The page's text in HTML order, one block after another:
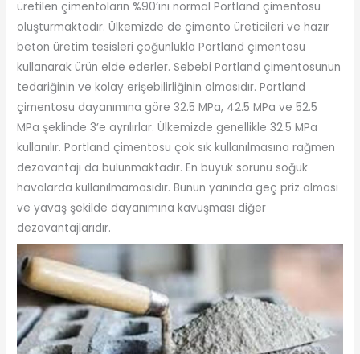
üretilen çimentoların %90’ını normal Portland çimentosu
oluşturmaktadır. Ülkemizde de çimento üreticileri ve hazır
beton üretim tesisleri çoğunlukla Portland çimentosu
kullanarak ürün elde ederler. Sebebi Portland çimentosunun
tedariğinin ve kolay erişebilirliğinin olmasıdır. Portland
çimentosu dayanımına göre 32.5 MPa, 42.5 MPa ve 52.5
MPa şeklinde 3’e ayrılırlar. Ülkemizde genellikle 32.5 MPa
kullanılır. Portland çimentosu çok sık kullanılmasına rağmen
dezavantajı da bulunmaktadır. En büyük sorunu soğuk
havalarda kullanılmamasıdır. Bunun yanında geç priz alması
ve yavaş şekilde dayanımına kavuşması diğer
dezavantajlarıdır.